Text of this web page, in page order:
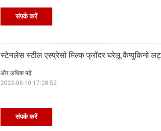
संपर्क करें
स्टेनलेस स्टील एस्प्रेसो मिल्क फ्रॉदर घरेलू कैप्पुकिनो
संपर्क करें
और अधिक पढ़ें
2022-08-10 17:08:52